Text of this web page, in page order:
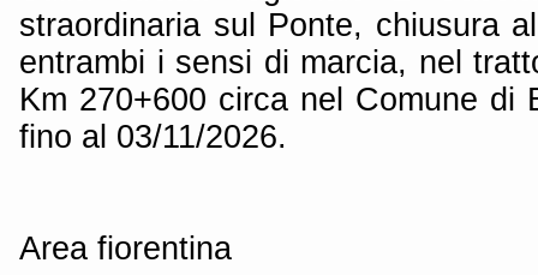
straordinaria sul Ponte, chiusura
entrambi i sensi di marcia, nel
Km 270+600 circa nel Comune di
fino al 03/11/2026.
Area fiorentina